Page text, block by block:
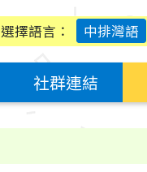
選擇語言： 中排灣語
社群連結